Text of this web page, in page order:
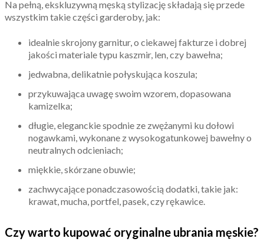
Na pełną, ekskluzywną męską stylizację składają się przede
wszystkim takie części garderoby, jak:
idealnie skrojony garnitur, o ciekawej fakturze i dobrej
jakości materiale typu kaszmir, len, czy bawełna;
jedwabna, delikatnie połyskująca koszula;
przykuwająca uwagę swoim wzorem, dopasowana
kamizelka;
długie, eleganckie spodnie ze zwężanymi ku dołowi
nogawkami, wykonane z wysokogatunkowej bawełny o
neutralnych odcieniach;
miękkie, skórzane obuwie;
zachwycające ponadczasowością dodatki, takie jak:
krawat, mucha, portfel, pasek, czy rękawice.
Czy warto kupować oryginalne ubrania męskie?